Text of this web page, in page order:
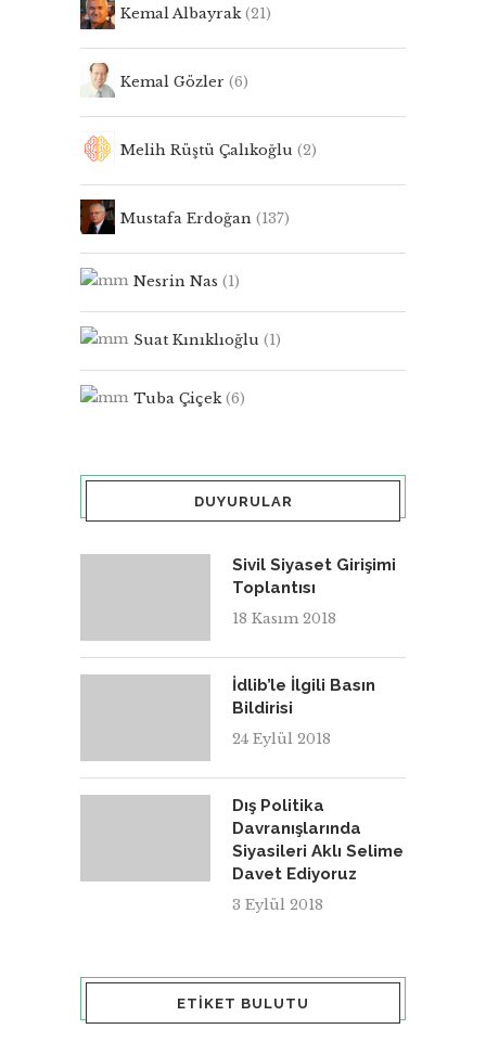
Kemal Albayrak(21)
Kemal Gözler (6)
Melih Rüştü Çalıkoğlu (2)
Mustafa Erdoğan (137)
Nesrin Nas (1)
Suat Kınıklıoğlu (1)
Tuba Çiçek(6)
DUYURULAR
Sivil Siyaset Girişimi
Toplantısı
18 Kasım 2018
İdlib’le İlgili Basın
Bildirisi
24 Eylül 2018
Dış Politika
Davranışlarında
Siyasileri Aklı Selime
Davet Ediyoruz
3 Eylül 2018
ETIKET BULUTU